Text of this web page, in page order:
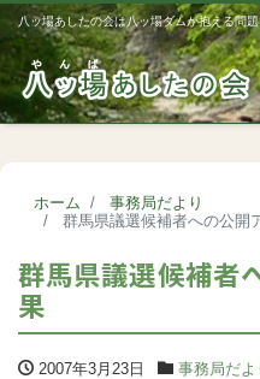
八ッ場あしたの会は八ッ場ダムが抱える問
ホーム
事務局だより
群馬県議選候補者への公開
群馬県議選候補者
果
2007年3月23日 事務局だよ